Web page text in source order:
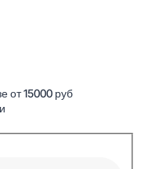
от 15000 руб